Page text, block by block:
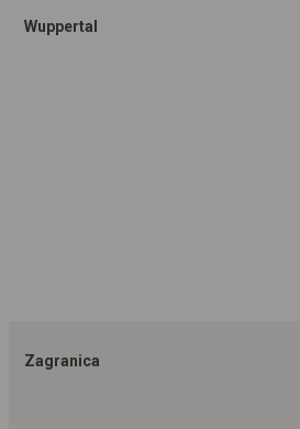
Wuppertal
Zagranica